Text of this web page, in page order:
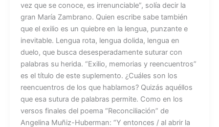
vez que se conoce, es irrenunciable”, solía decir la
gran María Zambrano. Quien escribe sabe también
que el exilio es un quiebre en la lengua, punzante e
inevitable. Lengua rota, lengua dolida, lengua en
duelo, que busca desesperadamente suturar con
palabras su herida. “Exilio, memorias y reencuentros”
es el título de este suplemento. ¿Cuáles son los
reencuentros de los que hablamos? Quizás aquéllos
que esa sutura de palabras permite. Como en los
versos finales del poema “Reconciliación” de
Angelina Muñiz-Huberman: “Y entonces / al abrir la